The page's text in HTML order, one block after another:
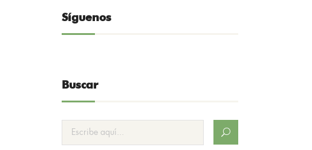
Síguenos
Buscar